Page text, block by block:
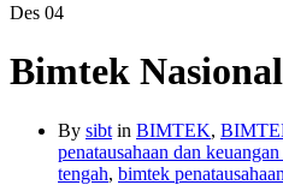
Des 04
Bimtek
By sibt in BIMTEK,
penatausahaan dan
tengah, bimtek